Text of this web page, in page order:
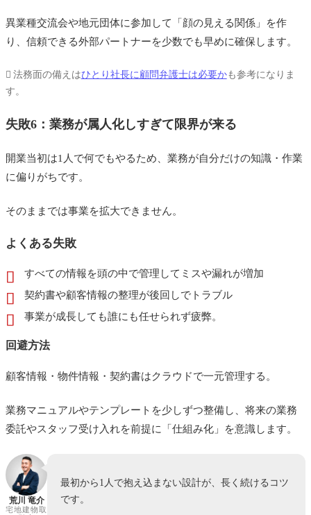
異業種交流会や地元団体に参加して「顔の見える関係」を作
り、信頼できる外部パートナーを少数でも早めに確保します。
法務面の備えはひとり社長に顧問弁護士は必要かも参考になりま
す。
失敗6：業務が属人化しすぎて限界が来る
開業当初は1人で何でもやるため、業務が自分だけの知識・作業
に偏りがちです。
そのままでは事業を拡大できません。
よくある失敗
すべての情報を頭の中で管理してミスや漏れが増加
契約書や顧客情報の整理が後回しでトラブル
事業が成長しても誰にも任せられず疲弊。
回避方法
顧客情報・物件情報・契約書はクラウドで一元管理する。
業務マニュアルやテンプレートを少しずつ整備し、将来の業務
委託やスタッフ受け入れを前提に「仕組み化」を意識します。
荒川 竜介
宅地建物取
最初から1人で抱え込まない設計が、長く続けるコツ
です。